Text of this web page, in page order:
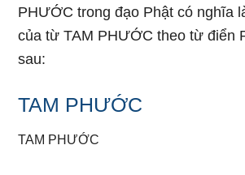
PHƯỚC trong đạo Phật có nghĩa
của từ TAM PHƯỚC theo từ điển
sau:
TAM PHƯỚC
TAM PHƯỚC